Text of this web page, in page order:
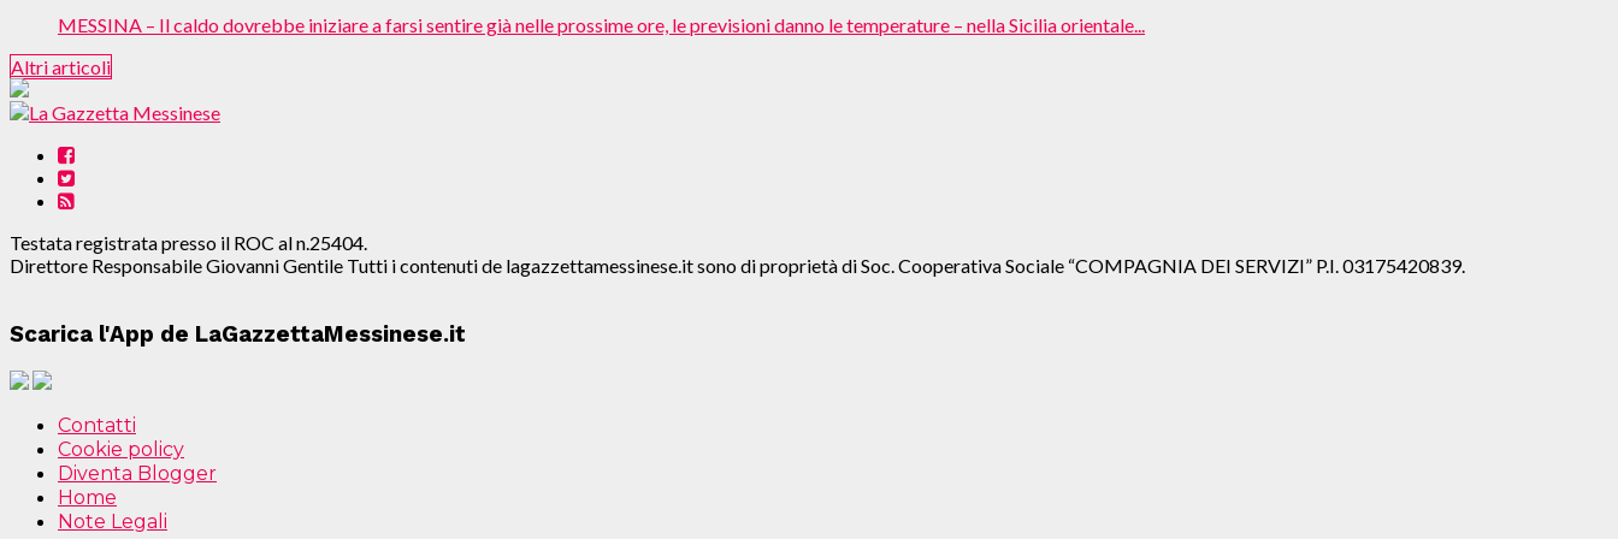
MESSINA – Il caldo dovrebbe iniziare a farsi sentire già nelle prossime ore, le previsioni danno le temperature – nella Sicilia orientale...
Altri articoli
Testata registrata presso il ROC al n.25404.
Direttore Responsabile Giovanni Gentile Tutti i contenuti de lagazzettamessinese.it sono di proprietà di Soc. Cooperativa Sociale “COMPAGNIA DEI SERVIZI” P.I. 03175420839.
Scarica l'App de LaGazzettaMessinese.it
Contatti
Cookie policy
Diventa Blogger
Home
Note Legali